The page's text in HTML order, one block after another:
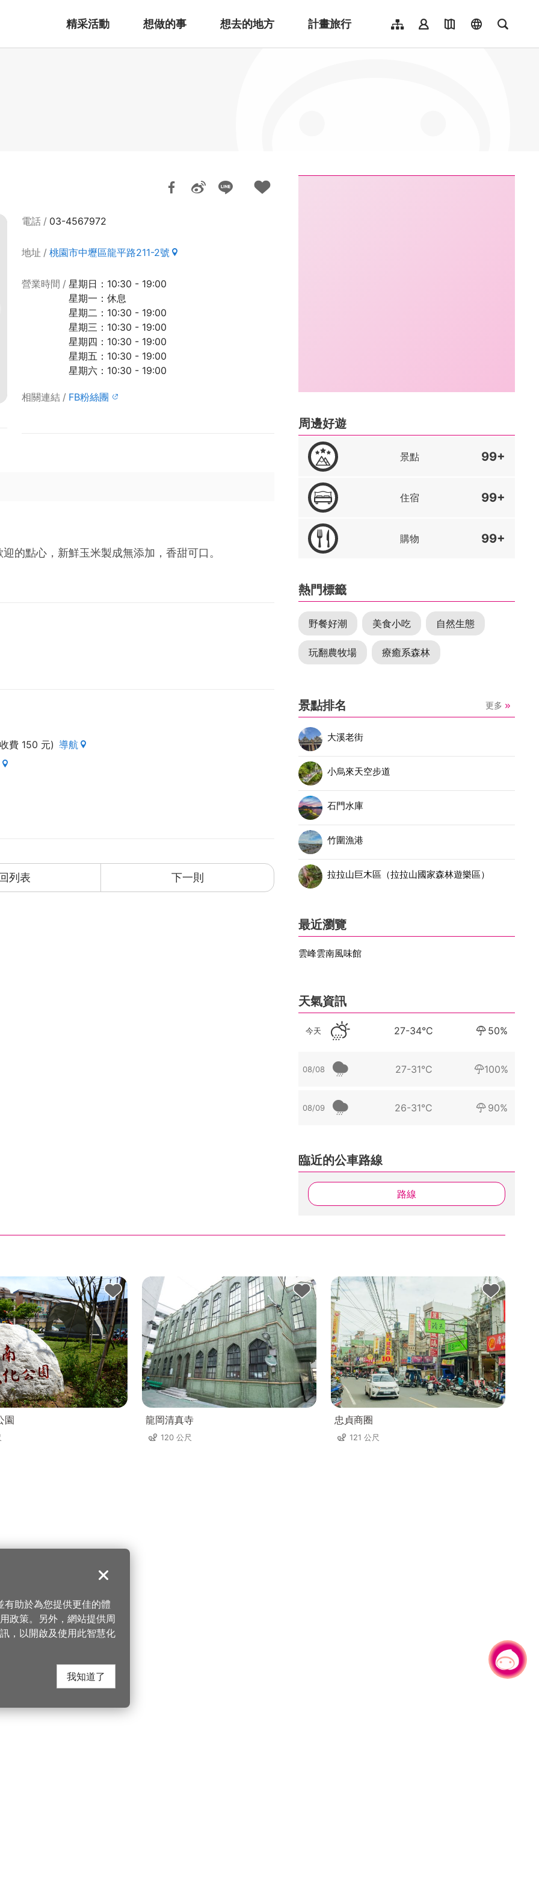
精采活動 想做的事 想去的地方 計畫旅行
網站導覽會員登入地圖導覽language全文檢
電話 03-4567972
地址 桃園市中壢區龍平路211-2號
營業時間
星期日：10:30 - 19:00
星期一：休息
星期二：10:30 - 19:00
星期三：10:30 - 19:00
星期四：10:30 - 19:00
星期五：10:30 - 19:00
星期六：10:30 - 19:00
相關連結 FB粉絲團
的點心，新鮮玉米製成無添加，香甜可口。
費 150 元) 導航
列表 下一則
:::
周邊好遊
景點 99+
住宿 99+
購物 99+
熱門標籤
野餐好潮 美食小吃 自然生態
玩翻農牧場 療癒系森林
景點排名 更多
大溪老街
小烏來天空步道
石門水庫
竹圍漁港
拉拉山巨木區（拉拉山國家森林遊樂區）
最近瀏覽
雲峰雲南風味館
天氣資訊
今天 27-34°C 50%
08/08 27-31°C 100%
08/09 26-31°C 90%
臨近的公車路線
路線
園 龍岡清真寺
120 公尺
忠貞商圈
121 公尺
關閉
助於為您提供更佳的體
政策。另外，網站提供周
，以開啟及使用此智慧化
我知道了